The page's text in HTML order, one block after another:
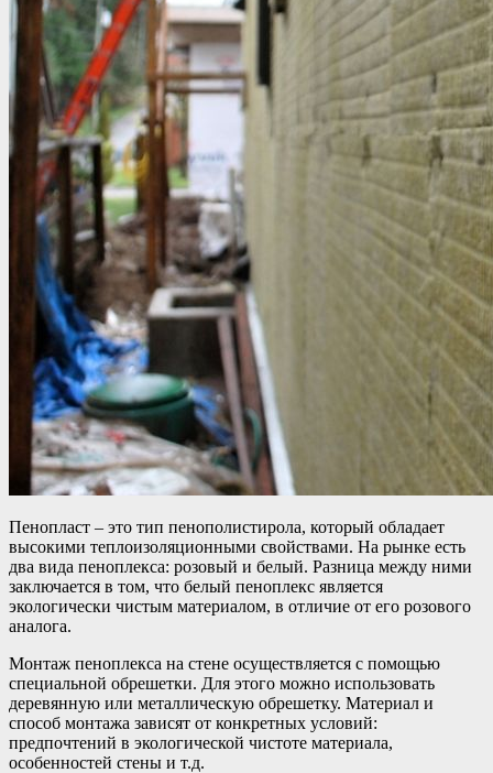
Пенопласт – это тип пенополистирола, который обладает
высокими теплоизоляционными свойствами. На рынке есть
два вида пеноплекса: розовый и белый. Разница между ними
заключается в том, что белый пеноплекс является
экологически чистым материалом, в отличие от его розового
аналога.
Монтаж пеноплекса на стене осуществляется с помощью
специальной обрешетки. Для этого можно использовать
деревянную или металлическую обрешетку. Материал и
способ монтажа зависят от конкретных условий:
предпочтений в экологической чистоте материала,
особенностей стены и т.д.